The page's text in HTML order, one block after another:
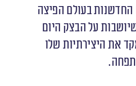
בעולם הפיצה
על הבצק היום
את היצירתיות שלו